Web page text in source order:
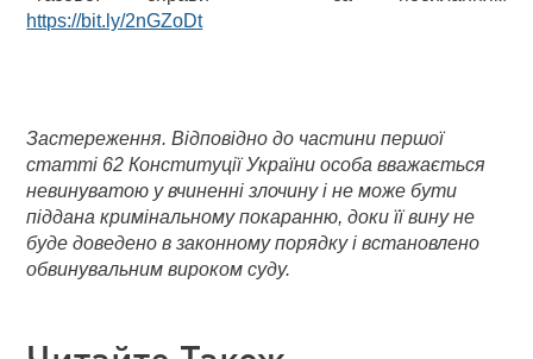
https://bit.ly/2nGZoDt
Застереження. Відповідно до частини першої
статті 62 Конституції України особа вважається
невинуватою у вчиненні злочину і не може бути
піддана кримінальному покаранню, доки її вину не
буде доведено в законному порядку і встановлено
обвинувальним вироком суду.